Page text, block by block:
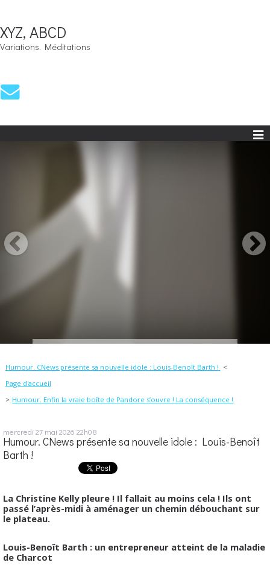
XYZ, ABCD
Variations. Méditations
Humour. CNews présente sa nouvelle idole : Louis-Benoît Barth !
Page d'accueil
Humour. Enfin la vraie boîte de Pandore s’ouvre ! La conséquence !
mercredi 27 mai 2026 22h08
Humour. CNews présente sa nouvelle idole : Louis-Benoît
Barth !
La Christine Kelly pleure ! Il fallait au moins cela ! Ils ont
passé l’après-midi à aménager un chemin débouchant sur
le plateau.
Louis-Benoît Barth : un entrepreneur atteint de la maladie
de Charcot